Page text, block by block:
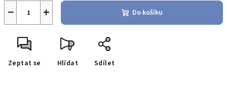
+
− Do košíku
Zeptat se Hlídat Sdílet